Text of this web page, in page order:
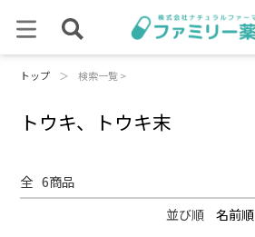
トップ ＞ 検索一覧 >
トウキ、トウキ末
全 6商品
並び順 名前順